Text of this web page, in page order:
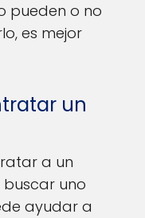
pueden o no
es mejor
un
a un
buscar uno
ayudar a